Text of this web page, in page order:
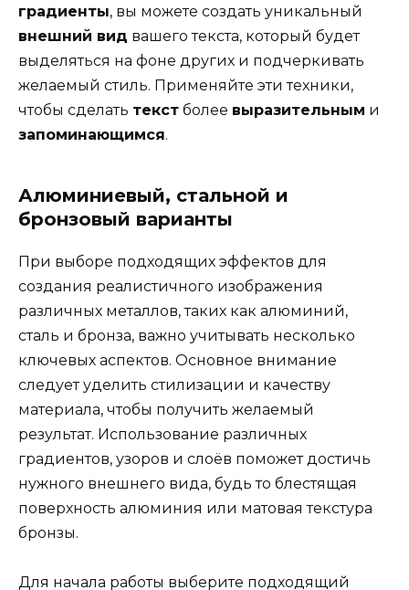
градиенты, вы можете создать уникальный
внешний вид вашего текста, который будет
выделяться на фоне других и подчеркивать
желаемый стиль. Применяйте эти техники,
чтобы сделать текст более выразительным и
запоминающимся.
Алюминиевый, стальной и
бронзовый варианты
При выборе подходящих эффектов для
создания реалистичного изображения
различных металлов, таких как алюминий,
сталь и бронза, важно учитывать несколько
ключевых аспектов. Основное внимание
следует уделить стилизации и качеству
материала, чтобы получить желаемый
результат. Использование различных
градиентов, узоров и слоёв поможет достичь
нужного внешнего вида, будь то блестящая
поверхность алюминия или матовая текстура
бронзы.
Для начала работы выберите подходящий